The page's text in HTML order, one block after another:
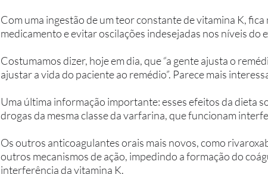
Com uma ingestão de um teor constante de vitamina K,
medicamento e evitar oscilações indesejadas nos níveis do
Costumamos dizer, hoje em dia, que “a gente ajusta o
ajustar a vida do paciente ao remédio”. Parece mais
Uma última informação importante: esses efeitos da dieta
drogas da mesma classe da varfarina, que funcionam
Os outros anticoagulantes orais mais novos, como
outros mecanismos de ação, impedindo a formação do
interferência da vitamina K.